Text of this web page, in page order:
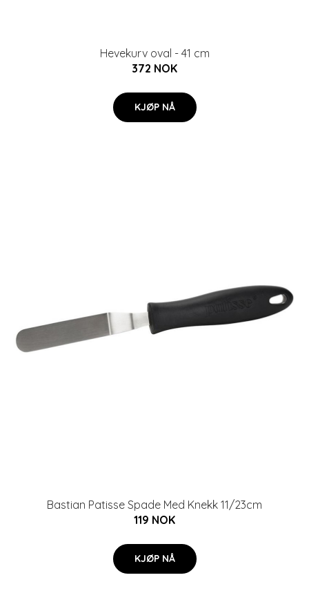
Hevekurv oval - 41 cm
372 NOK
KJØP NÅ
Bastian Patisse Spade Med Knekk 11/23cm
119 NOK
KJØP NÅ